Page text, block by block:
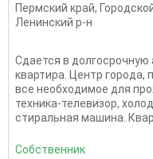
Пермский край,
Ленинский р-н
Сдается в долгосрочную
квартира. Центр города,
все необходимое для
техника-телевизор,
стиральная машина.
Собственник